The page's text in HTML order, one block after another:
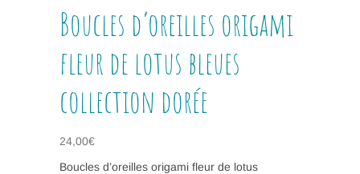
Boucles d’oreilles origami
fleur de lotus bleues
collection dorée
24,00€
Boucles d’oreilles origami fleur de lotus